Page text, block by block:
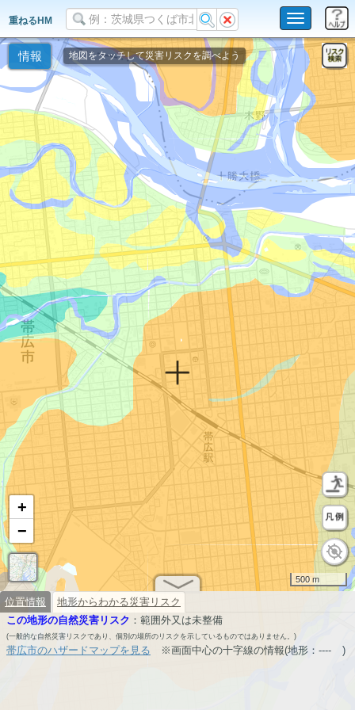
Toggle
navigation
重ねるHM
情報
+
−
500 m
位置情報
地形からわかる災害リスク
この地形の自然災害リスク ： 範囲外又は未整備
(一般的な自然災害リスクであり、個別の場所のリスクを示しているものではありません。)
帯広市のハザードマップを見る ※画面中心の十字線の情報(地形：---- )